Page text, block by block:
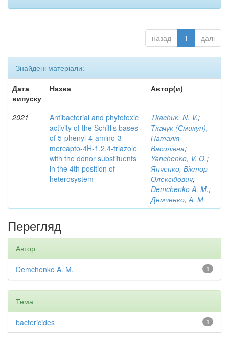
назад 1 далі
Знайдені матеріали:
Дата
випуску
Назва Автор(и)
2021
Antibacterial and phytotoxic
activity of the Schiff’s bases
of 5-phenyl-4-amino-3-
mercapto-4H-1,2,4-triazole
with the donor substituents
in the 4th position of
heterosystem
Tkachuk, N. V.;
Ткачук (Смикун),
Наталія
Василівна;
Yanchenko, V. O.;
Янченко, Віктор
Олексійович;
Demchenko A. M.;
Демченко, А. М.
Перегляд
Автор
1
Demchenko A. M.
Тема
1
bactericides